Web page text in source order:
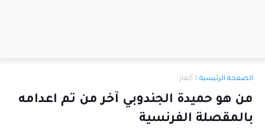
الصفحة الرئيسية ألغاز
من هو حميدة الجندوبي آخر من تم اعدامه
بالمقصلة الفرنسية